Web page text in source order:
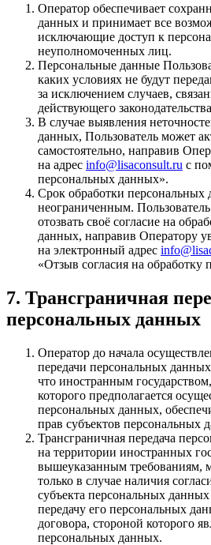
Оператор обеспечивает
данных и принимает все
исключающие доступ к
неуполномоченных лиц.
Персональные данные
каких условиях не будут
за исключением случаев,
действующего
В случае выявления
данных, Пользователь может
самостоятельно, направив
на адрес info@lisaconsult.ru с
персональных данных».
Срок обработки персональных
неограниченным.
отозвать своё согласие на
данных, направив Оператору
на электронный адрес
«Отзыв согласия на
7. Трансграничная
персональных данных
Оператор до начала
передачи персональных
что иностранным
которого предполагается
персональных данных,
прав субъектов персональных
Трансграничная передача
на территории иностранных
вышеуказанным требованиям,
только в случае наличия
субъекта персональных
передачу его персональных
договора, стороной которого
персональных данных.